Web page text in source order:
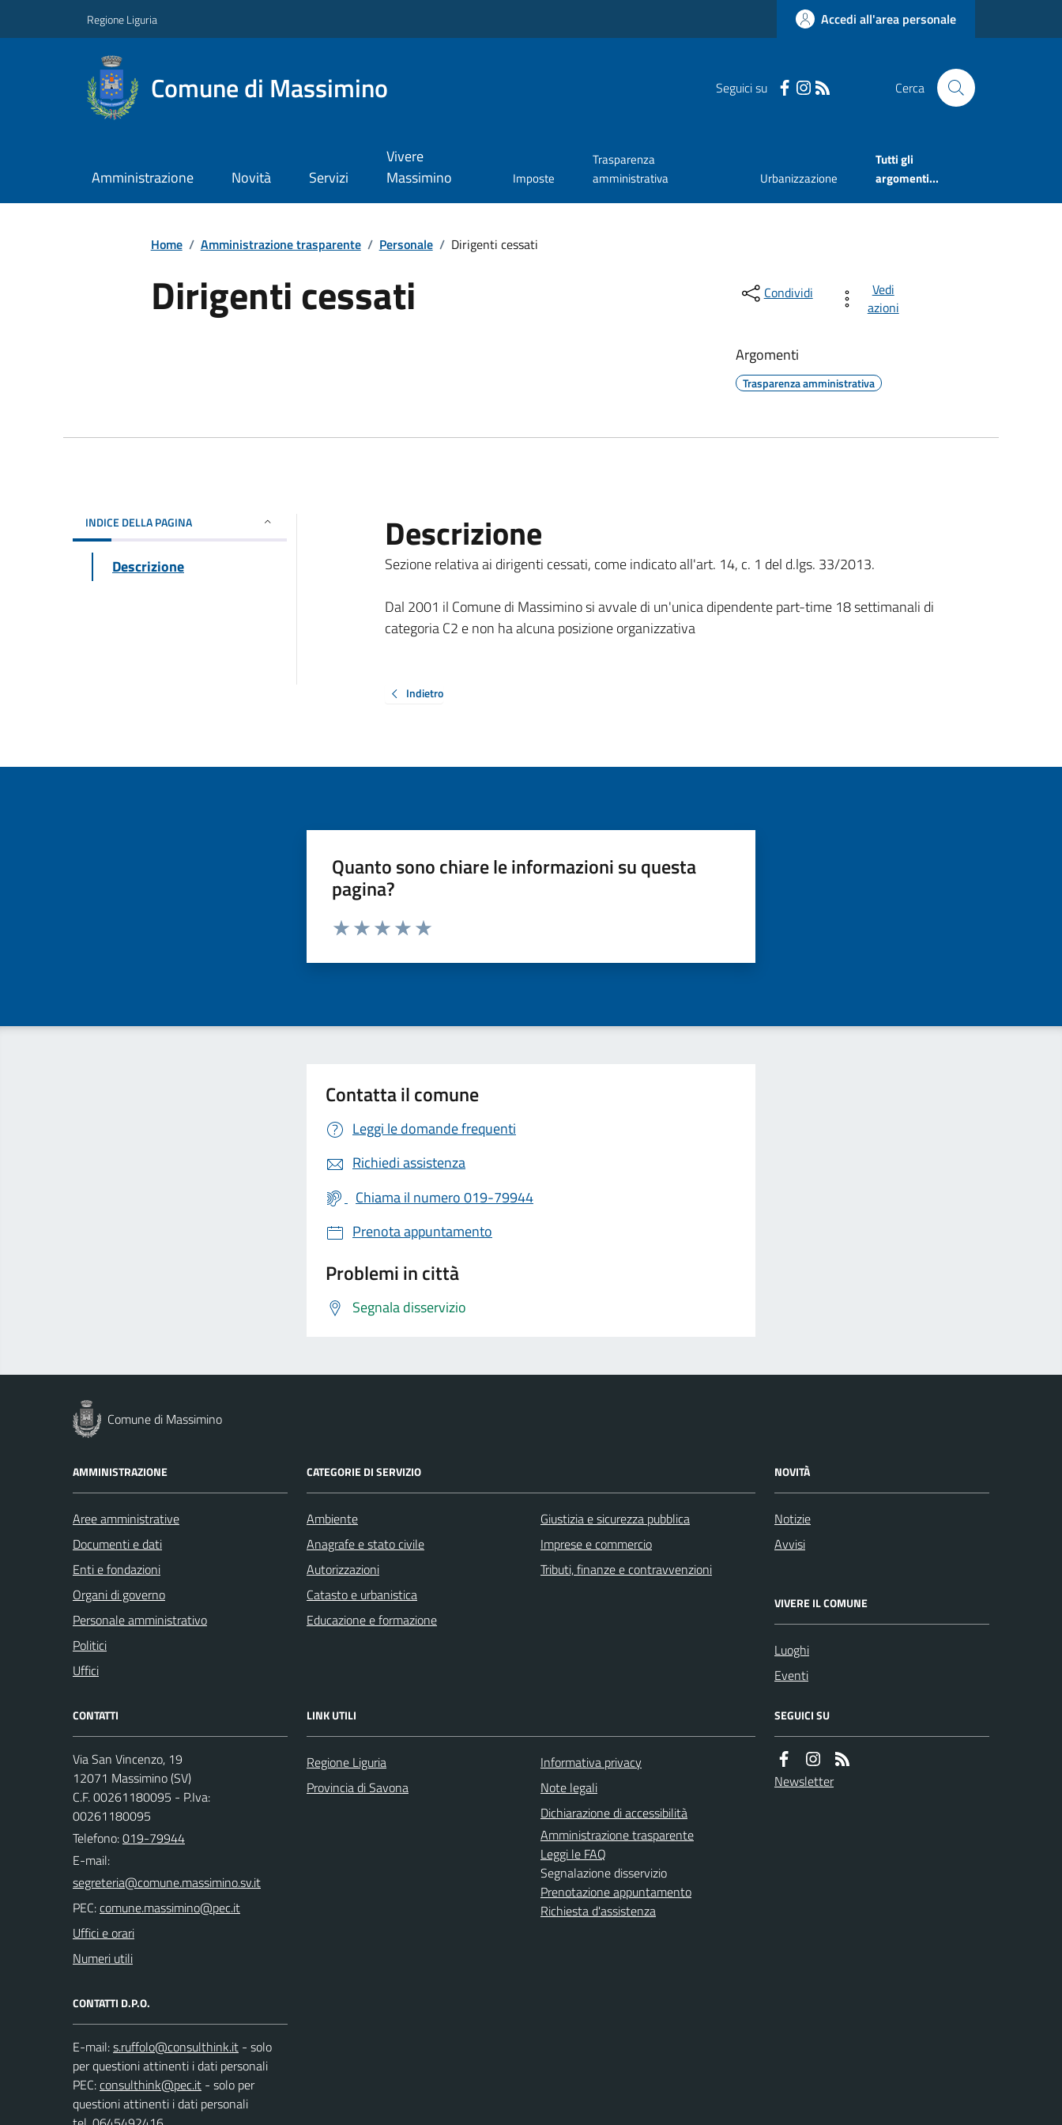
Regione Liguria Accedi all'area personale
Comune di Massimino Seguici su Cerca
Amministrazione Novità Servizi
Vivere
Massimino
Imposte
Trasparenza
amministrativa
Urbanizzazione
Tutti gli
argomenti...
Home / Amministrazione trasparente / Personale / Dirigenti cessati
Dirigenti cessati Condividi
Vedi
azioni
Argomenti
Trasparenza amministrativa
INDICE DELLA PAGINA
Descrizione
Descrizione
Sezione relativa ai dirigenti cessati, come indicato all'art. 14, c. 1 del d.lgs. 33/2013.
Dal 2001 il Comune di Massimino si avvale di un'unica dipendente part-time 18 settimanali di
categoria C2 e non ha alcuna posizione organizzativa
Indietro
Quanto sono chiare le informazioni su questa
pagina?
Valuta da 1 a 5 stelle la pagina
Contatta il comune
Leggi le domande frequenti
Richiedi assistenza
Chiama il numero 019-79944
Prenota appuntamento
Problemi in città
Segnala disservizio
Comune di Massimino
AMMINISTRAZIONE
Aree amministrative
Documenti e dati
Enti e fondazioni
Organi di governo
Personale amministrativo
Politici
Uffici
CATEGORIE DI SERVIZIO
Ambiente
Anagrafe e stato civile
Autorizzazioni
Catasto e urbanistica
Educazione e formazione
Giustizia e sicurezza pubblica
Imprese e commercio
Tributi, finanze e contravvenzioni
NOVITÀ
Notizie
Avvisi
VIVERE IL COMUNE
Luoghi
Eventi
CONTATTI
Via San Vincenzo, 19
12071 Massimino (SV)
C.F. 00261180095 - P.Iva:
00261180095
Telefono:019-79944
E-mail:
PEC:
Uffici e orari
Numeri utili
CONTATTI D.P.O.
E-mail:
- solo
per questioni attinenti i dati personali
PEC:
- solo per
questioni attinenti i dati personali
LINK UTILI
Regione Liguria
Provincia di Savona
Informativa privacy
Note legali
Dichiarazione di accessibilità
Amministrazione trasparente
Leggi le FAQ
Segnalazione disservizio
Prenotazione appuntamento
Richiesta d'assistenza
SEGUICI SU
Newsletter